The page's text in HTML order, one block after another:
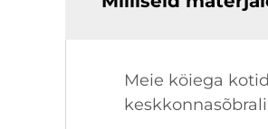
Meie köiega